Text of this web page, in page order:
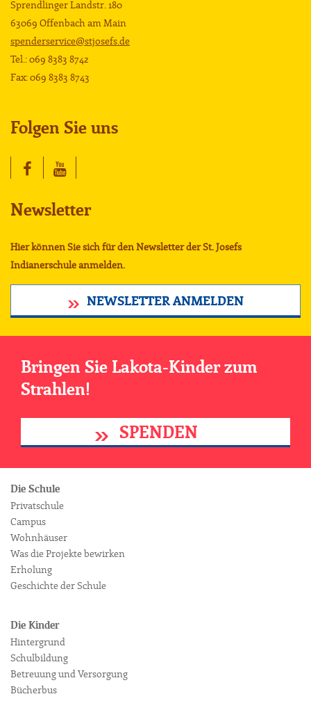
Sprendlinger Landstr. 180
63069 Offenbach am Main
spenderservice@stjosefs.de
Tel.: 069 8383 8742
Fax: 069 8383 8743
Folgen Sie uns
Newsletter
Hier können Sie sich für den Newsletter der St. Josefs
Indianerschule anmelden.
NEWSLETTER ANMELDEN
Bringen Sie Lakota-Kinder zum
Strahlen!
SPENDEN
Die Schule
Privatschule
Campus
Wohnhäuser
Was die Projekte bewirken
Erholung
Geschichte der Schule
Die Kinder
Hintergrund
Schulbildung
Betreuung und Versorgung
Bücherbus